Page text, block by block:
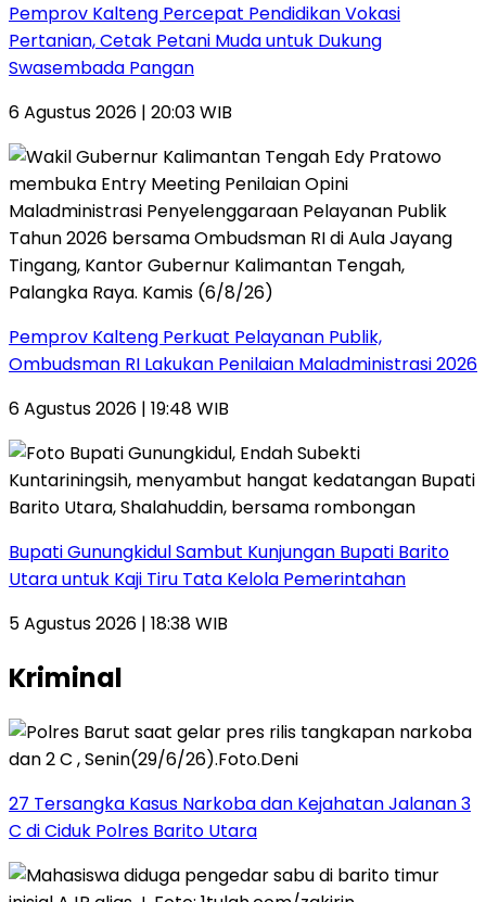
Pemprov Kalteng Percepat Pendidikan Vokasi
Pertanian, Cetak Petani Muda untuk Dukung
Swasembada Pangan
6 Agustus 2026 | 20:03 WIB
Pemprov Kalteng Perkuat Pelayanan Publik,
Ombudsman RI Lakukan Penilaian Maladministrasi 2026
6 Agustus 2026 | 19:48 WIB
Bupati Gunungkidul Sambut Kunjungan Bupati Barito
Utara untuk Kaji Tiru Tata Kelola Pemerintahan
5 Agustus 2026 | 18:38 WIB
Kriminal
27 Tersangka Kasus Narkoba dan Kejahatan Jalanan 3
C di Ciduk Polres Barito Utara